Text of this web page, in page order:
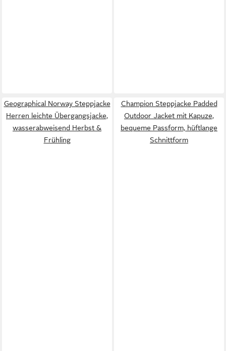
Geographical Norway Steppjacke
Herren leichte Übergangsjacke,
wasserabweisend Herbst &
Frühling
Champion Steppjacke Padded
Outdoor Jacket mit Kapuze,
bequeme Passform, hüftlange
Schnittform